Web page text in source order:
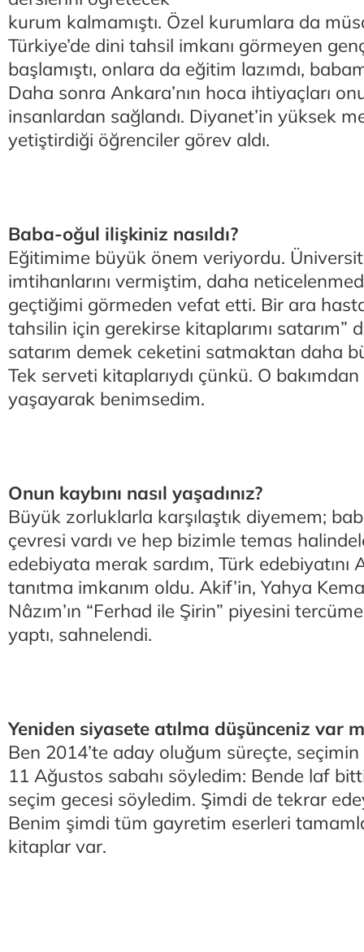
kurum kalmamıştı. Özel kurumlara da
Türkiye’de dini tahsil imkanı görmeyen
başlamıştı, onlara da eğitim lazımdı,
Daha sonra Ankara’nın hoca ihtiyaçları
insanlardan sağlandı. Diyanet’in yüksek
yetiştirdiği öğrenciler görev aldı.
Baba-oğul ilişkiniz nasıldı?
Eğitimime büyük önem veriyordu.
imtihanlarını vermiştim, daha
geçtiğimi görmeden vefat etti. Bir ara
tahsilin için gerekirse kitaplarımı satarım”
satarım demek ceketini satmaktan daha
Tek serveti kitaplarıydı çünkü. O
yaşayarak benimsedim.
Onun kaybını nasıl yaşadınız?
Büyük zorluklarla karşılaştık diyemem;
çevresi vardı ve hep bizimle temas
edebiyata merak sardım, Türk
tanıtma imkanım oldu. Akif’in, Yahya
Nâzım’ın “Ferhad ile Şirin” piyesini
yaptı, sahnelendi.
Yeniden siyasete atılma düşünceniz var
Ben 2014’te aday oluğum süreçte,
11 Ağustos sabahı söyledim: Bende laf
seçim gecesi söyledim. Şimdi de tekrar
Benim şimdi tüm gayretim eserleri
kitaplar var.